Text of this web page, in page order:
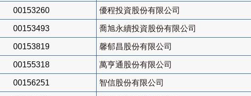
00153260 優程投資股份有限公司
00153493 喬旭永續投資股份有限公司
00153819 馨郁昌股份有限公司
00155318 萬亨通股份有限公司
00156251 智信股份有限公司